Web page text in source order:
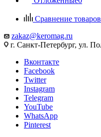
Сравнение товаров
zakaz@keromag.ru
г. Санкт-Петербург, ул.
Вконтакте
Facebook
Twitter
Instagram
Telegram
YouTube
WhatsApp
Pinterest